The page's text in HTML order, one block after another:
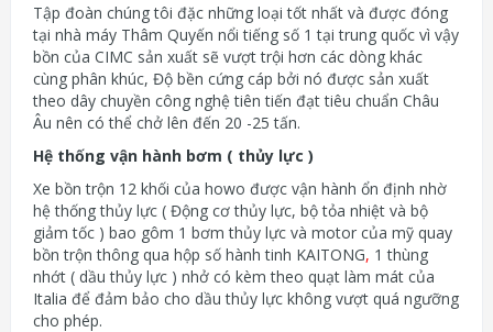
Tập đoàn chúng tôi đặc những loại tốt nhất và được đóng
tại nhà máy Thâm Quyến nổi tiếng số 1 tại trung quốc vì vậy
bồn của CIMC sản xuất sẽ vượt trội hơn các dòng khác
cùng phân khúc, Độ bền cứng cáp bởi nó được sản xuất
theo dây chuyền công nghệ tiên tiến đạt tiêu chuẩn Châu
Âu nên có thể chở lên đến 20 -25 tấn.
Hệ thống vận hành bơm ( thủy lực )
Xe bồn trộn 12 khối của howo được vận hành ổn định nhờ
hệ thống thủy lực ( Động cơ thủy lực, bộ tỏa nhiệt và bộ
giảm tốc ) bao gôm 1 bơm thủy lực và motor của mỹ quay
bồn trộn thông qua hộp số hành tinh KAITONG, 1 thùng
nhớt ( dầu thủy lực ) nhở có kèm theo quạt làm mát của
Italia để đảm bảo cho dầu thủy lực không vượt quá ngưỡng
cho phép.